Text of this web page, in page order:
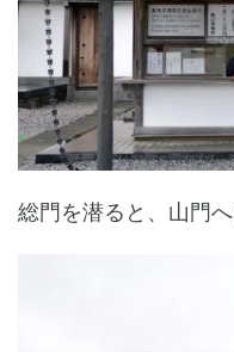
総門を潜ると、山門へ